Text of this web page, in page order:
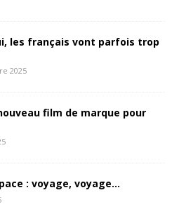
les français vont parfois trop
2025
film de marque pour
: voyage, voyage…